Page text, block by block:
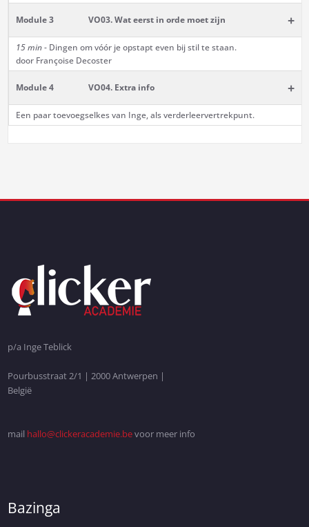
Module 3 VO03. Wat eerst in orde moet zijn +
15 min- Dingen om vóór je opstapt even bij stil te staan.
door Françoise Decoster
Module 4 VO04. Extra info +
Een paar toevoegselkes van Inge, als verderleervertrekpunt.
p/a Inge Teblick
Pourbusstraat 2/1 | 2000 Antwerpen |
België
mail hallo@clickeracademie.bevoor meer info
Bazinga